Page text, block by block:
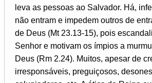
leva as pessoas ao Salvador. Há,
não entram e impedem outros de
de Deus (Mt 23.13-15), pois
Senhor e motivam os ímpios a
Deus (Rm 2.24). Muitos, apesar de
irresponsáveis, preguiçosos,